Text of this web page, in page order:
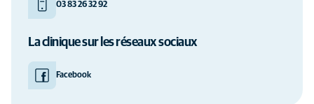
03 83 26 32 92
La clinique sur les réseaux sociaux
Facebook